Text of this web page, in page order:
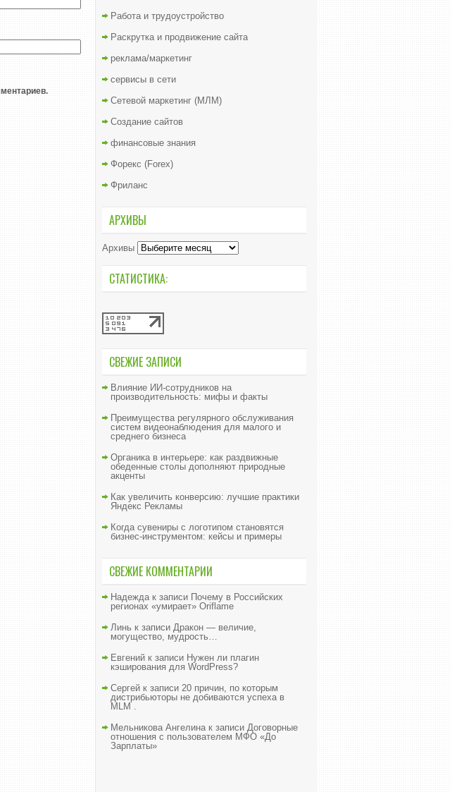
Работа и трудоустройство
Раскрутка и продвижение сайта
реклама/маркетинг
сервисы в сети
Сетевой маркетинг (МЛМ)
Создание сайтов
финансовые знания
Форекс (Forex)
Фриланс
АРХИВЫ
Архивы
СТАТИСТИКА:
СВЕЖИЕ ЗАПИСИ
Влияние ИИ‑сотрудников на
производительность: мифы и факты
Преимущества регулярного обслуживания
систем видеонаблюдения для малого и
среднего бизнеса
Органика в интерьере: как раздвижные
обеденные столы дополняют природные
акценты
Как увеличить конверсию: лучшие практики
Яндекс Рекламы
Когда сувениры с логотипом становятся
бизнес-инструментом: кейсы и примеры
СВЕЖИЕ КОММЕНТАРИИ
Надеждак записи Почему в Российских
регионах «умирает» Oriflame
Линь к записи Дракон — величие,
могущество, мудрость…
Евгений к записи Нужен ли плагин
кэширования для WordPress?
Сергей к записи 20 причин, по которым
дистрибьюторы не добиваются успеха в
MLM .
Мельникова Ангелинак записи Договорные
отношения с пользователем МФО «До
Зарплаты»